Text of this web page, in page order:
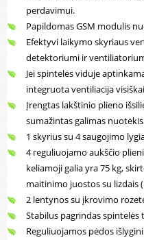
perdavimui.
Papildomas GSM modulis
Efektyvi laikymo skyriaus
detektoriumi ir
Jei spintelės viduje
integruota ventiliacija
Įrengtas lakštinio plieno
sumažintas galimas
1 skyrius su 4 saugojimo
4 reguliuojamo aukščio
keliamoji galia yra 75 kg,
maitinimo juostos su lizdais
2 lentynos su įkrovimo
Stabilus pagrindas
Reguliuojamos pėdos